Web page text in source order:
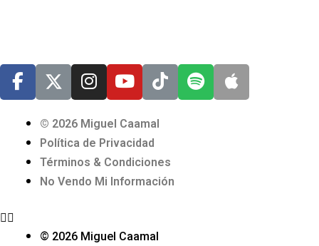
© 2026 Miguel Caamal
Política de Privacidad
Términos & Condiciones
No Vendo Mi Información
© 2026 Miguel Caamal